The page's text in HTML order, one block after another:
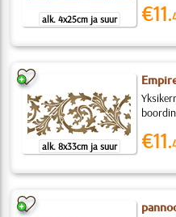
alk. 4x25cm ja suur €11.
alk. 8x33cm ja suur €11.